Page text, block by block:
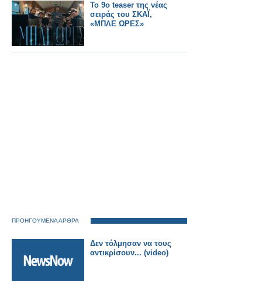
Το 9ο teaser της νέας
σειράς του ΣΚΑΪ,
«ΜΠΛΕ ΩΡΕΣ»
ΠΡΟΗΓΟΥΜΕΝΑ ΑΡΘΡΑ
Δεν τόλμησαν να τους
αντικρίσουν... (video)